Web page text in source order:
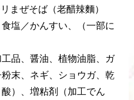
ぜそば（老醋辣麵）
塩／かんすい、（一部に
、醤油、植物油脂、ガ
末、ネギ、ショウガ、乾
）、増粘剤（加工でん